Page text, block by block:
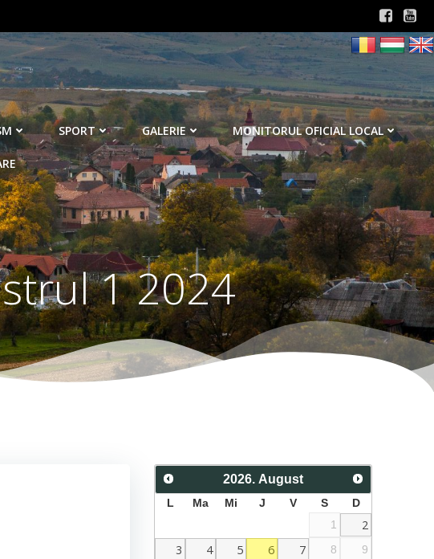
SPORT GALERIE MONITORUL OFICIAL LOCAL
1 2024
2026. August
L Ma Mi J V S
D
1
2
3
4 5 6 7 8
9